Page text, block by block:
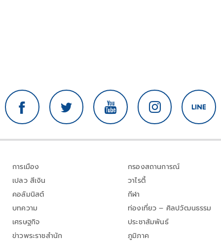
การเมือง
เปลว สีเงิน
คอลัมนิสต์
บทความ
เศรษฐกิจ
ข่าวพระราชสำนัก
กรองสถานการณ์
วาไรตี้
กีฬา
ท่องเที่ยว – ศิลปวัฒนธรรม
ประชาสัมพันธ์
ภูมิภาค